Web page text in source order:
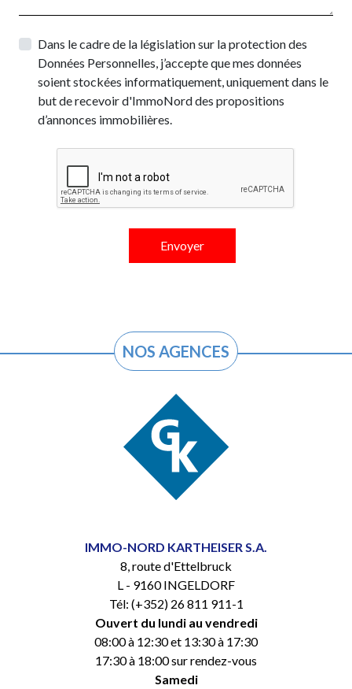
Dans le cadre de la législation sur la protection des
Données Personnelles, j’accepte que mes données
soient stockées informatiquement, uniquement dans le
but de recevoir d'ImmoNord des propositions
d’annonces immobilières.
NOS AGENCES
IMMO-NORD KARTHEISER S.A.
8, route d'Ettelbruck
L - 9160 INGELDORF
Tél: (+352) 26 811 911-1
Ouvert du lundi au vendredi
08:00 à 12:30 et 13:30 à 17:30
17:30 à 18:00 sur rendez-vous
Samedi